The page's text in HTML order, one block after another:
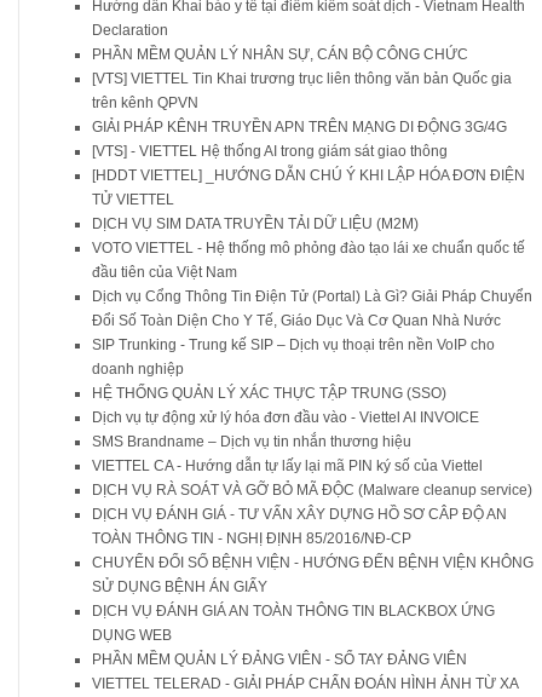
Hướng dẫn Khai báo y tế tại điểm kiểm soát dịch - Vietnam Health
Declaration
PHẦN MỀM QUẢN LÝ NHÂN SỰ, CÁN BỘ CÔNG CHỨC
[VTS] VIETTEL Tin Khai trương trục liên thông văn bản Quốc gia
trên kênh QPVN
GIẢI PHÁP KÊNH TRUYỀN APN TRÊN MẠNG DI ĐỘNG 3G/4G
[VTS] - VIETTEL Hệ thống AI trong giám sát giao thông
[HDDT VIETTEL] _HƯỚNG DẪN CHÚ Ý KHI LẬP HÓA ĐƠN ĐIỆN
TỬ VIETTEL
DỊCH VỤ SIM DATA TRUYỀN TẢI DỮ LIỆU (M2M)
VOTO VIETTEL - Hệ thống mô phỏng đào tạo lái xe chuẩn quốc tế
đầu tiên của Việt Nam
Dịch vụ Cổng Thông Tin Điện Tử (Portal) Là Gì? Giải Pháp Chuyển
Đổi Số Toàn Diện Cho Y Tế, Giáo Dục Và Cơ Quan Nhà Nước
SIP Trunking - Trung kế SIP – Dịch vụ thoại trên nền VoIP cho
doanh nghiệp
HỆ THỐNG QUẢN LÝ XÁC THỰC TẬP TRUNG (SSO)
Dịch vụ tự động xử lý hóa đơn đầu vào - Viettel AI INVOICE
SMS Brandname – Dịch vụ tin nhắn thương hiệu
VIETTEL CA - Hướng dẫn tự lấy lại mã PIN ký số của Viettel
DỊCH VỤ RÀ SOÁT VÀ GỠ BỎ MÃ ĐỘC (Malware cleanup service)
DỊCH VỤ ĐÁNH GIÁ - TƯ VẤN XÂY DỰNG HỒ SƠ CÂP ĐỘ AN
TOÀN THÔNG TIN - NGHỊ ĐỊNH 85/2016/NĐ-CP
CHUYỂN ĐỔI SỐ BỆNH VIỆN - HƯỚNG ĐẾN BỆNH VIỆN KHÔNG
SỬ DỤNG BỆNH ÁN GIẤY
DỊCH VỤ ĐÁNH GIÁ AN TOÀN THÔNG TIN BLACKBOX ỨNG
DỤNG WEB
PHẦN MỀM QUẢN LÝ ĐẢNG VIÊN - SỔ TAY ĐẢNG VIÊN
VIETTEL TELERAD - GIẢI PHÁP CHẨN ĐOÁN HÌNH ẢNH TỪ XA